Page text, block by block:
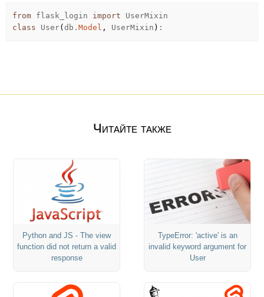
from flask_login import UserMixin
class User( db. Model , UserMixin ) :
Читайте также
Python and JS - The view
function did not return a valid
response
TypeError: 'active' is an
invalid keyword argument for
User